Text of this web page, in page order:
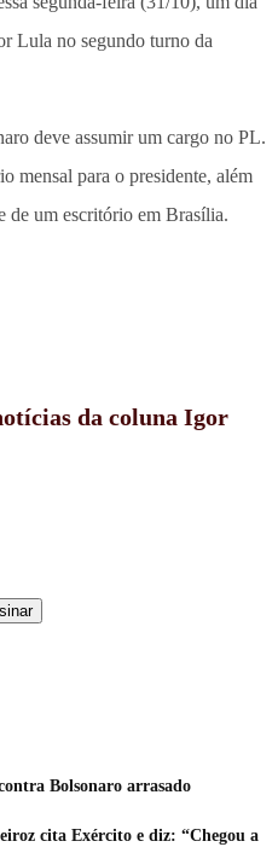
Lula no segundo turno da
deve assumir um cargo no PL.
mensal para o presidente, além
de um escritório em Brasília.
da coluna Igor
Bolsonaro arrasado
cita Exército e diz: “Chegou a